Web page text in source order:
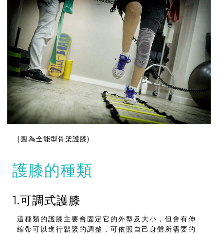
(圖為全能型骨架護膝)
護膝的種類
1.可調式護膝
這種類的護膝主要會固定它的外型及大小，但會有伸
縮帶可以進行鬆緊的調整，可依照自己身體所需要的